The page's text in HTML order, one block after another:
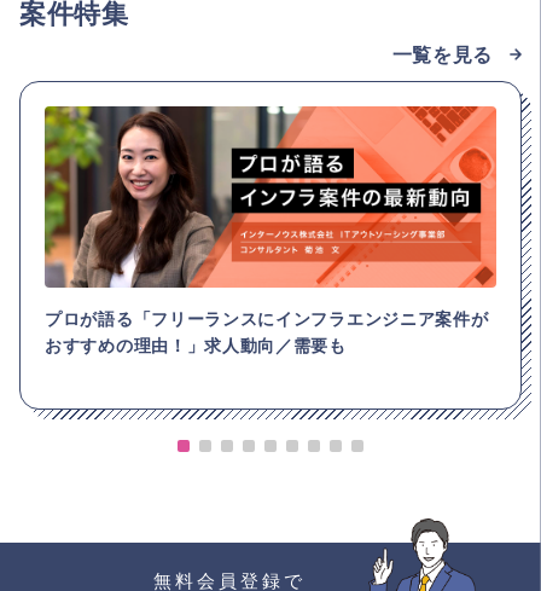
案件特集
一覧を見る
プロが語る「フリーランスにインフラエンジニア案件が
おすすめの理由！」求人動向／需要も
無料会員登録で